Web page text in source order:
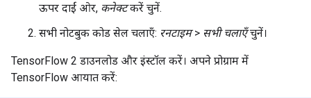
ऊपर दाईं ओर, कनेक्टकरें चुनें.
सभी नोटबुक कोड सेल चलाएँ: रनटाइम> सभी चलाएँचुनें।
TensorFlow 2 डाउनलोड और इंस्टॉल करें। अपने प्रोग्राम में
TensorFlow आयात करें: